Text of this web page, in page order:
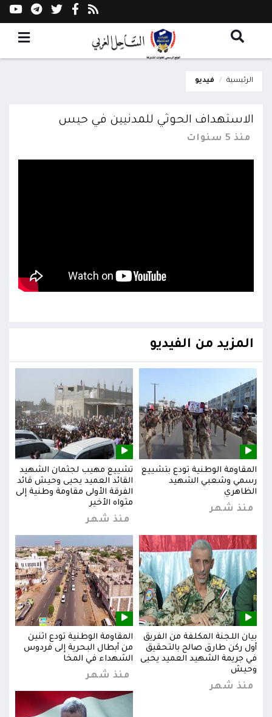
الرئيسية فيديو
الاستهداف الحوثي للمدنيين في حيس
منذ 5 سنوات
المزيد من الفيديو
المقاومة الوطنية تودع بتشييع
رسمي وشعبي الشهيد
الظاهري
منذ شهر
تشييع مهيب لجثمان الشهيد
القائد العميد يحيى وحيش قائد
الفرقة الأولى مقاومة وطنية إلى
مثواه الأخير
منذ شهر
بيان اللجنة المكلفة من الفريق
أول ركن طارق صالح بالتحقيق
في جريمة الشهيد العميد يحيى
وحيش
منذ شهر
المقاومة الوطنية تودع اثنين
من أبطال البحرية إلى فردوس
الشهداء في المخا
منذ شهر